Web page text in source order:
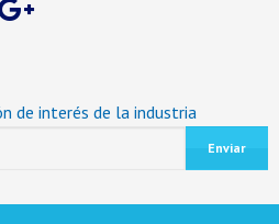
de interés de la industria